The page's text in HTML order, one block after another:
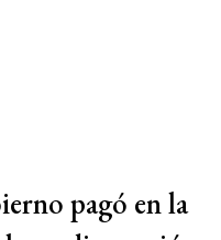
pagó en la